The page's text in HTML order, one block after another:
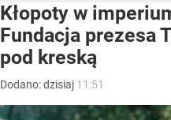
Kłopoty w
Fundacja prezesa
pod kreską
Dodano:dzisiaj 11:51